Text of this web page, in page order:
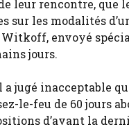
leur rencontre, que
les modalités
envoyé
jours.
jugé inacceptable
le-feu de 60 jours
d’avant la